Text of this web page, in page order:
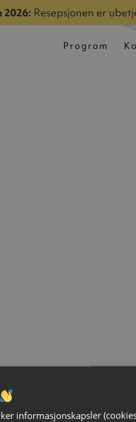
2026: Resepsjonen er
Program
informasjonskapsler